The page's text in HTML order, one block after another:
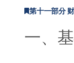
第十一部分
一、